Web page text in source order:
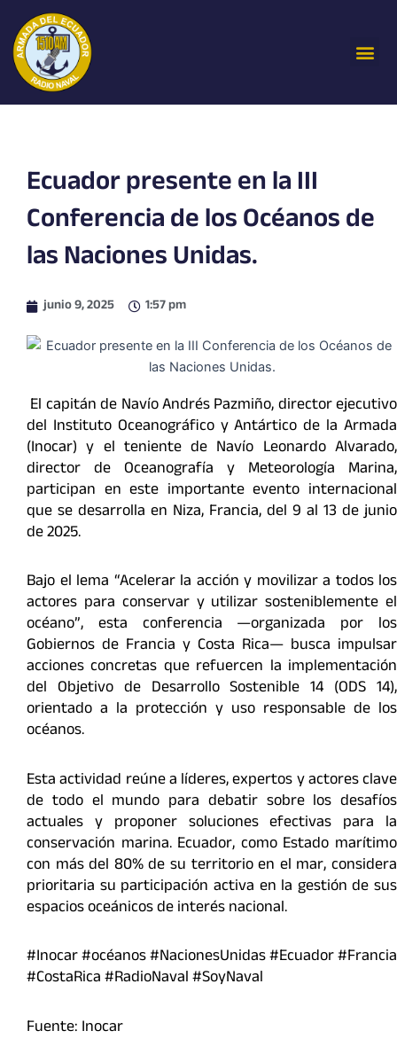
contenido
Ecuador presente en la III
Conferencia de los Océanos de
las Naciones Unidas.
junio 9, 2025 1:57 pm
El capitán de Navío Andrés Pazmiño, director ejecutivo
del Instituto Oceanográfico y Antártico de la Armada
(Inocar) y el teniente de Navío Leonardo Alvarado,
director de Oceanografía y Meteorología Marina,
participan en este importante evento internacional
que se desarrolla en Niza, Francia, del 9 al 13 de junio
de 2025.
Bajo el lema “Acelerar la acción y movilizar a todos los
actores para conservar y utilizar sosteniblemente el
océano”, esta conferencia —organizada por los
Gobiernos de Francia y Costa Rica— busca impulsar
acciones concretas que refuercen la implementación
del Objetivo de Desarrollo Sostenible 14 (ODS 14),
orientado a la protección y uso responsable de los
océanos.
Esta actividad reúne a líderes, expertos y actores clave
de todo el mundo para debatir sobre los desafíos
actuales y proponer soluciones efectivas para la
conservación marina. Ecuador, como Estado marítimo
con más del 80% de su territorio en el mar, considera
prioritaria su participación activa en la gestión de sus
espacios oceánicos de interés nacional.
#Inocar #océanos #NacionesUnidas #Ecuador #Francia
#CostaRica #RadioNaval #SoyNaval
Fuente: Inocar